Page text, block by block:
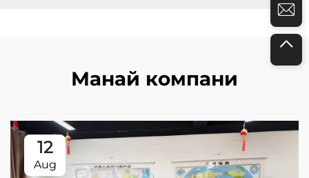
Манай компани
12
Aug